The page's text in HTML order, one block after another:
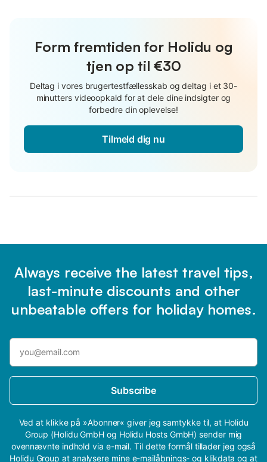
Form fremtiden for Holidu og
tjen op til €30
Deltag i vores brugertestfællesskab og deltag i et 30-
minutters videoopkald for at dele dine indsigter og
forbedre din oplevelse!
Tilmeld dig nu
Always receive the latest travel tips,
last-minute discounts and other
unbeatable offers for holiday homes.
Subscribe
Ved at klikke på »Abonner« giver jeg samtykke til, at Holidu
Group (Holidu GmbH og Holidu Hosts GmbH) sender mig
ovennævnte indhold via e-mail. Til dette formål tillader jeg også
Holidu Group at analysere mine e-mailåbnings- og klikdata og at